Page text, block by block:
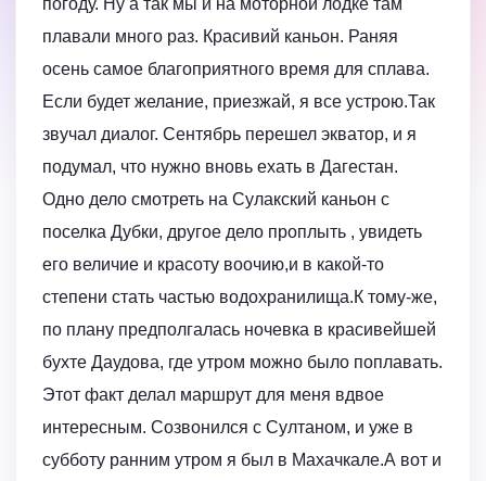
плавали много раз. Красивий каньон. Раняя
осень самое благоприятного время для сплава.
Если будет желание, приезжай, я все устрою.Так
звучал диалог. Сентябрь перешел экватор, и я
подумал, что нужно вновь ехать в Дагестан.
Одно дело смотреть на Сулакский каньон с
поселка Дубки, другое дело проплыть , увидеть
его величие и красоту воочию,и в какой-то
степени стать частью водохранилища.К тому-же,
по плану предполгалась ночевка в красивейшей
бухте Даудова, где утром можно было поплавать.
Этот факт делал маршрут для меня вдвое
интересным. Созвонился с Султаном, и уже в
субботу ранним утром я был в Махачкале.А вот и